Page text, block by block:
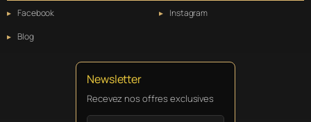
Facebook
Instagram
Blog
Newsletter
Recevez nos offres exclusives